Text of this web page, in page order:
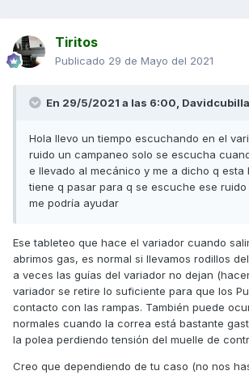
Tiritos
Publicado 29 de Mayo del 2021
En 29/5/2021 a las 6:00,
Hola llevo un tiempo escuchando en el
ruido un campaneo solo se escucha
e llevado al mecánico y me a dicho q esta
tiene q pasar para q se escuche ese ruido
me podría ayudar
Ese tableteo que hace el variador cuando
abrimos gas, es normal si llevamos rodillos
a veces las guías del variador no dejan
variador se retire lo suficiente para que los
contacto con las rampas. También puede
normales cuando la correa está bastante
la polea perdiendo tensión del muelle de
Creo que dependiendo de tu caso (no nos